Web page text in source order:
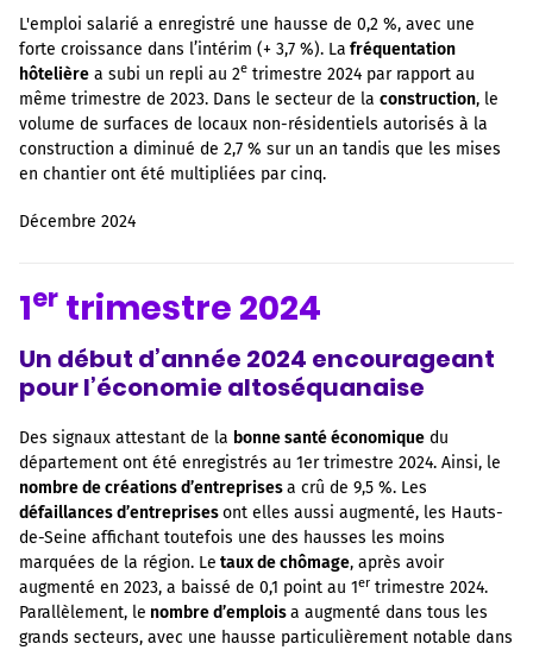
L'emploi salarié a enregistré une hausse de 0,2 %, avec une
forte croissance dans l’intérim (+ 3,7 %). La fréquentation
hôtelière a subi un repli au 2e trimestre 2024 par rapport au
même trimestre de 2023. Dans le secteur de la construction, le
volume de surfaces de locaux non-résidentiels autorisés à la
construction a diminué de 2,7 % sur un an tandis que les mises
en chantier ont été multipliées par cinq.
Décembre 2024
1er trimestre 2024
Un début d’année 2024 encourageant
pour l’économie altoséquanaise
Des signaux attestant de la bonne santé économique du
département ont été enregistrés au 1er trimestre 2024. Ainsi, le
nombre de créations d’entreprisesa crû de 9,5 %. Les
défaillances d’entreprisesont elles aussi augmenté, les Hauts-
de-Seine affichant toutefois une des hausses les moins
marquées de la région. Le taux de chômage, après avoir
augmenté en 2023, a baissé de 0,1 point au 1er trimestre 2024.
Parallèlement, le nombre d’emploisa augmenté dans tous les
grands secteurs, avec une hausse particulièrement notable dans